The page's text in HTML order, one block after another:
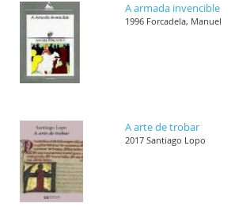
A armada invencible
1996 Forcadela, Manuel
A arte de trobar
2017 Santiago Lopo